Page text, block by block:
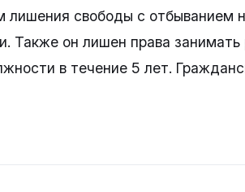
лишения свободы с отбыванием
Также он лишен права
в течение 5 лет.